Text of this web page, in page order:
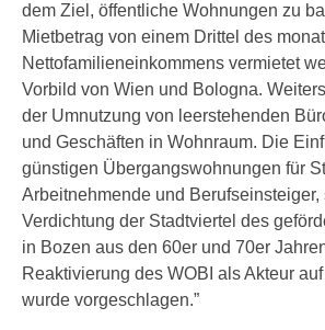
dem Ziel, öffentliche Wohnungen zu
Mietbetrag von einem Drittel des
Nettofamilieneinkommens vermietet
Vorbild von Wien und Bologna.
der Umnutzung von leerstehenden
und Geschäften in Wohnraum. Die
günstigen Übergangswohnungen für
Arbeitnehmende und
Verdichtung der Stadtviertel des
in Bozen aus den 60er und 70er
Reaktivierung des WOBI als Akteur
wurde vorgeschlagen.”